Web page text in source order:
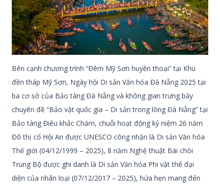
Bên cạnh chương trình “Đêm Mỹ Sơn huyền thoại” tại Khu
đền tháp Mỹ Sơn, Ngày hội Di sản Văn hóa Đà Nẵng 2025 tại
ba cơ sở của Bảo tàng Đà Nẵng và không gian trưng bày
chuyên đề “Bảo vật quốc gia – Di sản trong lòng Đà Nẵng” tại
Bảo tàng Điêu khắc Chăm, chuỗi hoạt động kỷ niệm 26 năm
Đô thị cổ Hội An được UNESCO công nhận là Di sản Văn hóa
Thế giới (04/12/1999 – 2025), 8 năm Nghệ thuật Bài chòi
Trung Bộ được ghi danh là Di sản Văn hóa Phi vật thể đại
diện của nhân loại (07/12/2017 – 2025), hứa hẹn mang đến